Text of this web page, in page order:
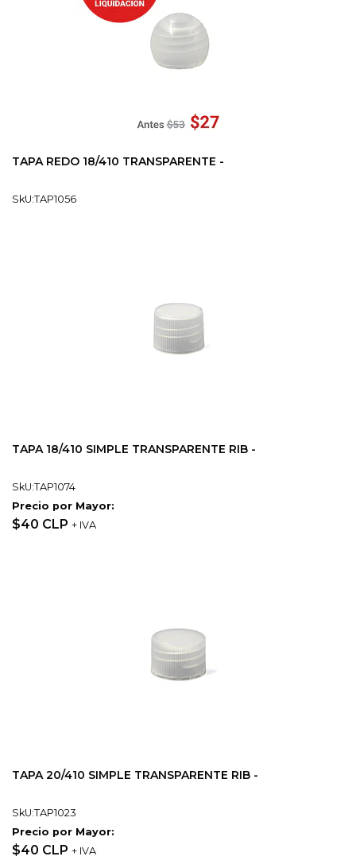
TAPA REDO 18/410 TRANSPARENTE -
SkU:TAP1056
TAPA 18/410 SIMPLE TRANSPARENTE RIB -
SkU:TAP1074
Precio por Mayor:
$40 CLP + IVA
TAPA 20/410 SIMPLE TRANSPARENTE RIB -
SkU:TAP1023
Precio por Mayor:
$40 CLP + IVA